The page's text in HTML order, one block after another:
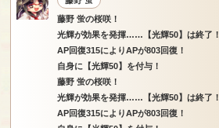
藤野 蛍の桜咲！
光輝が効果を発揮……【光輝50】は終了！
AP回復315によりAPが803回復！
自身に【光輝50】を付与！
藤野 蛍の桜咲！
光輝が効果を発揮……【光輝50】は終了！
AP回復315によりAPが803回復！